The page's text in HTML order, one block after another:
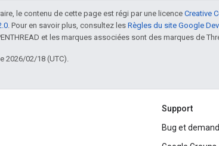
le contenu de cette page est régi par une licence Creative
. Pour en savoir plus, consultez les Règles du site Google
et les marques associées sont des marques de
2026/02/18 (UTC).
Support
Bug et